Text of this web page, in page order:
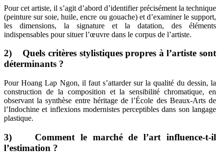
Pour cet artiste, il s’agit d’abord d’identifier précisément la technique
(peinture sur soie, huile, encre ou gouache) et d’examiner le support,
les dimensions, la signature et la datation, des éléments
indispensables pour situer l’œuvre dans le corpus de l’artiste.
2) Quels critères stylistiques propres à l’artiste sont
déterminants ?
Pour Hoang Lap Ngon, il faut s’attarder sur la qualité du dessin, la
construction de la composition et la sensibilité chromatique, en
observant la synthèse entre héritage de l’École des Beaux-Arts de
l’Indochine et inflexions modernistes perceptibles dans son langage
plastique.
3) Comment le marché de l’art influence-t-il
l’estimation ?